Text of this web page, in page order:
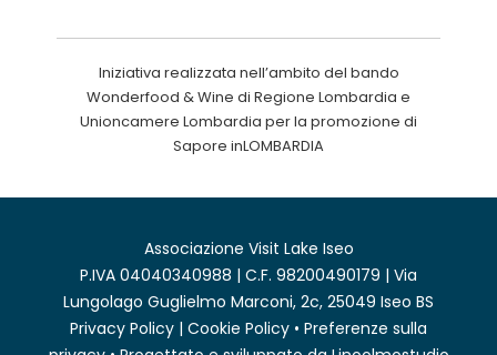
Iniziativa realizzata nell’ambito del bando
Wonderfood & Wine di Regione Lombardia e
Unioncamere Lombardia per la promozione di
Sapore inLOMBARDIA
Associazione Visit Lake Iseo
P.IVA 04040340988 | C.F. 98200490179 | Via
Lungolago Guglielmo Marconi, 2c, 25049 Iseo BS
Privacy Policy | Cookie Policy • Preferenze sulla